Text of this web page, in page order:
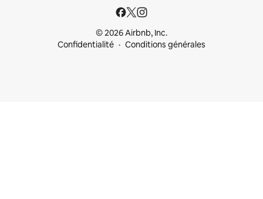
© 2026 Airbnb, Inc.
Confidentialité
Conditions générales